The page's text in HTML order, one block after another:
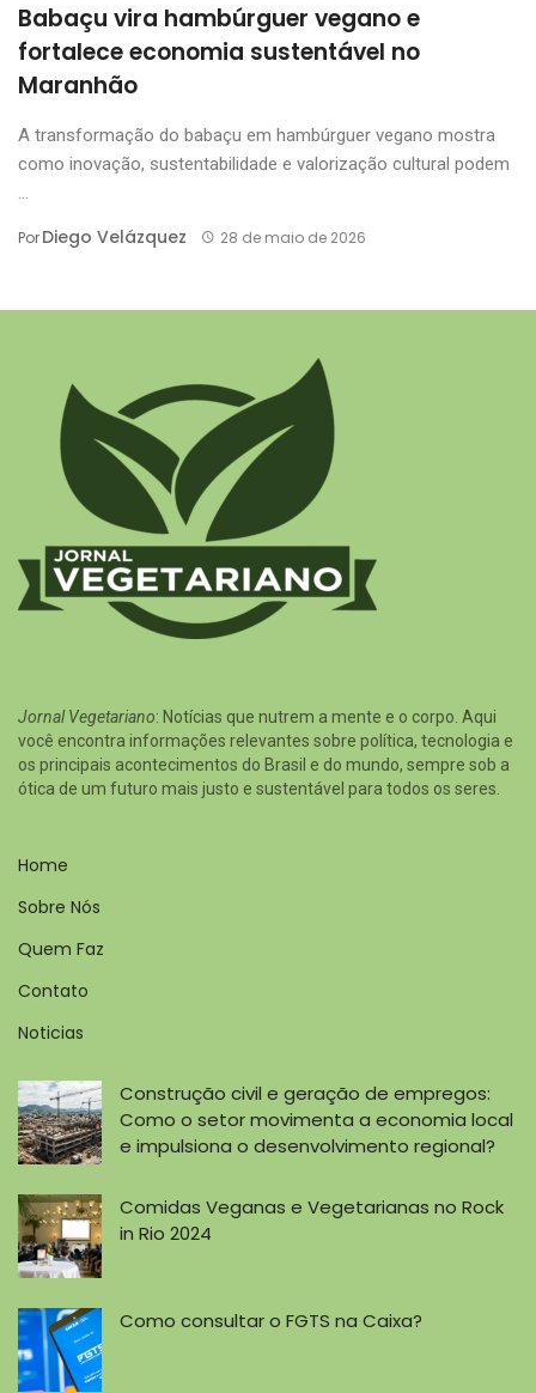
Babaçu vira hambúrguer vegano e
fortalece economia sustentável no
Maranhão
A transformação do babaçu em hambúrguer vegano mostra
como inovação, sustentabilidade e valorização cultural podem
...
PorDiego Velázquez 28 de maio de 2026
Jornal Vegetariano: Notícias que nutrem a mente e o corpo. Aqui
você encontra informações relevantes sobre política, tecnologia e
os principais acontecimentos do Brasil e do mundo, sempre sob a
ótica de um futuro mais justo e sustentável para todos os seres.
Home
Sobre Nós
Quem Faz
Contato
Noticias
Construção civil e geração de empregos:
Como o setor movimenta a economia local
e impulsiona o desenvolvimento regional?
Comidas Veganas e Vegetarianas no Rock
in Rio 2024
Como consultar o FGTS na Caixa?